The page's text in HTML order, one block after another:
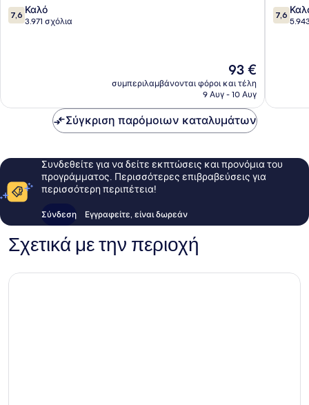
του
Λονδίνου
7.6
στα
7,6 Καλό
3.971 σχόλια
Η
τιμή
είναι
93 €
συμπεριλαμβάνονται φόροι και τέλη
9 Αυγ - 10 Αυγ
7.6
στα
7,6
Σύγκριση παρόμοιων καταλυμάτων
Συνδεθείτε για να δείτε εκπτώσεις και προνόμια του
προγράμματος. Περισσότερες επιβραβεύσεις για
περισσότερη περιπέτεια!
Σύνδεση Εγγραφείτε, είναι δωρεάν
Σχετικά με την περιοχή